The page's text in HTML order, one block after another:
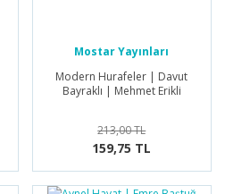
Mostar Yayınları
Modern Hurafeler | Davut
Bayraklı | Mehmet Erikli
213,00 TL
159,75 TL